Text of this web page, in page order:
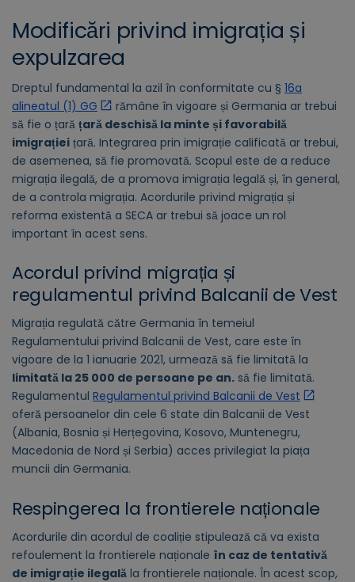
Modificări privind imigrația și
expulzarea
Dreptul fundamental la azil în conformitate cu § 16a
alineatul (1) GG
rămâne în vigoare și Germania ar trebui
să fie o țară țară deschisă la minte și favorabilă
imigrației țară. Integrarea prin imigrație calificată ar trebui,
de asemenea, să fie promovată. Scopul este de a reduce
migrația ilegală, de a promova imigrația legală și, în general,
de a controla migrația. Acordurile privind migrația și
reforma existentă a SECA ar trebui să joace un rol
important în acest sens.
Acordul privind migrația și
regulamentul privind Balcanii de Vest
Migrația regulată către Germania în temeiul
Regulamentului privind Balcanii de Vest, care este în
vigoare de la 1 ianuarie 2021, urmează să fie limitată la
limitată la 25 000 de persoane pe an. să fie limitată.
Regulamentul Regulamentul privind Balcanii de Vest
oferă persoanelor din cele 6 state din Balcanii de Vest
(Albania, Bosnia și Herțegovina, Kosovo, Muntenegru,
Macedonia de Nord și Serbia) acces privilegiat la piața
muncii din Germania.
Respingerea la frontierele naționale
Acordurile din acordul de coaliție stipulează că va exista
refoulement la frontierele naționale în caz de tentativă
de imigrație ilegală la frontierele naționale. În acest scop,